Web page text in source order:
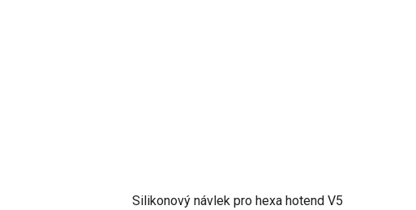
Silikonový návlek pro hexa hotend V5